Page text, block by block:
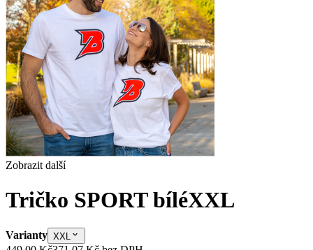
Zobrazit další
Tričko SPORT bíléXXL
Varianty XXL